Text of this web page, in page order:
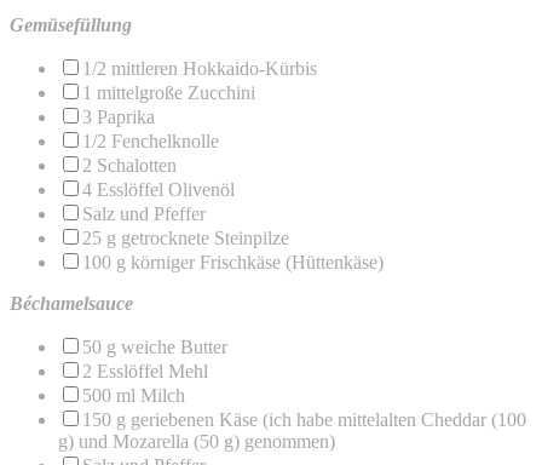
Gemüsefüllung
1/2 mittleren Hokkaido-Kürbis
1 mittelgroße Zucchini
3 Paprika
1/2 Fenchelknolle
2 Schalotten
4 Esslöffel Olivenöl
Salz und Pfeffer
25 g getrocknete Steinpilze
100 g körniger Frischkäse (Hüttenkäse)
Béchamelsauce
50 g weiche Butter
2 Esslöffel Mehl
500 ml Milch
150 g geriebenen Käse (ich habe mittelalten Cheddar (100
g) und Mozarella (50 g) genommen)